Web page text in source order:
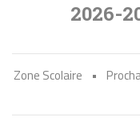
2026-
Zone Scolaire •